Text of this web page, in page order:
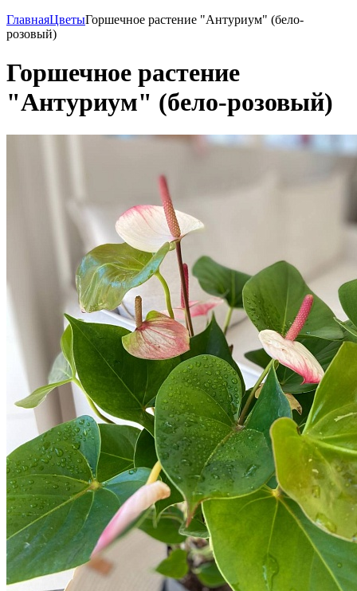
ГлавнаяЦветыГоршечное растение "Антуриум" (бело-
розовый)
Горшечное растение
"Антуриум" (бело-розовый)